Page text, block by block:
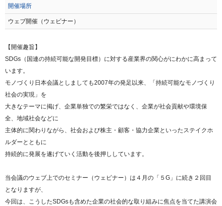
開催場所
ウェブ開催（ウェビナー）
【開催趣旨】
SDGs（国連の持続可能な開発目標）に対する産業界の関心がにわかに高まって
います。
モノづくり日本会議としましても2007年の発足以来、「持続可能なモノづくり
社会の実現」を
大きなテーマに掲げ、企業単独での繁栄ではなく、企業が社会貢献や環境保
全、地域社会などに
主体的に関わりながら、社会および株主・顧客・協力企業といったステイクホ
ルダーとともに
持続的に発展を遂げていく活動を後押ししています。
当会議のウェブ上でのセミナー（ウェビナー）は４月の「５G」に続き２回目
となりますが、
今回は、こうしたSDGsも含めた企業の社会的な取り組みに焦点を当てた講演会